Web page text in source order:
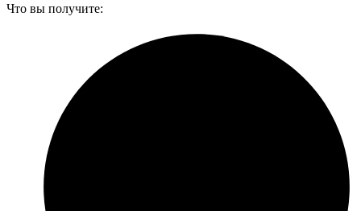
Что вы получите: